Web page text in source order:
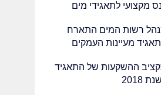
מקצועי לתאגידי מים
רשות המים התארח
מעיינות העמקים
ההשקעות של התאגיד
2018